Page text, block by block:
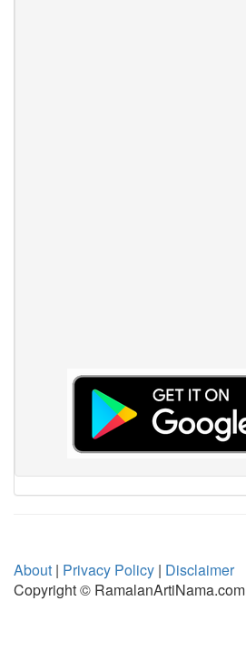
About | Privacy Policy | Disclaimer
Copyright © RamalanArtiNama.com